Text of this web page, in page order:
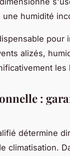
humidité
pour
alizés,
les
:
détermine
climatisation.